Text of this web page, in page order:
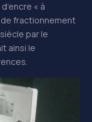
« à
fractionnement
par le
ainsi le